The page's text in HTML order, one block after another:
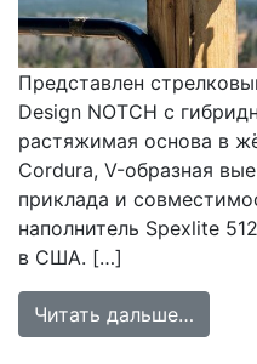
Представлен
Design NOTCH с
растяжимая основа в
Cordura, V-образная
приклада и
наполнитель Spexlite
в США. […]
Читать дальше…